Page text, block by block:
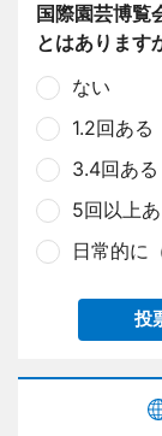
国際園芸博覧
とはあります
ない
1.2回ある
3.4回ある
5回以上
日常的に
投